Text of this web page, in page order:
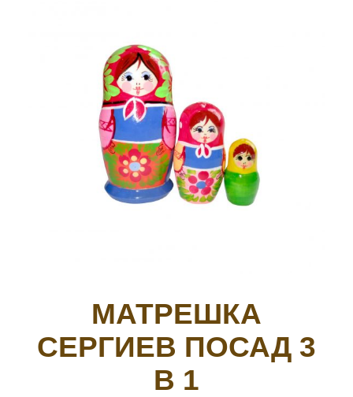
МАТРЕШКА
СЕРГИЕВ ПОСАД 3
В 1